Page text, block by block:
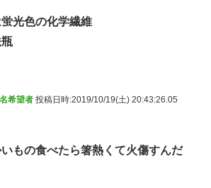
光色の化学繊維
希望者 投稿日時:2019/10/19(土) 20:43:26.05
もの食べたら箸熱くて火傷すんだ